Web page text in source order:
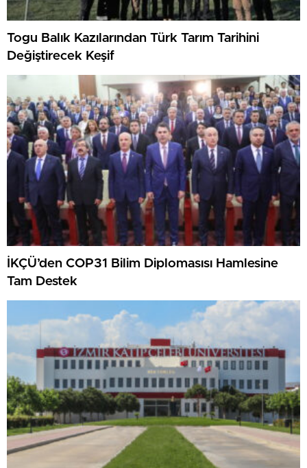
Togu Balık Kazılarından Türk Tarım Tarihini
Değiştirecek Keşif
İKÇÜ’den COP31 Bilim Diplomasısı Hamlesine
Tam Destek